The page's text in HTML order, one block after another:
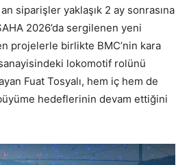
siparişler yaklaşık 2 ay sonrasına
2026’da sergilenen yeni
projelerle birlikte BMC’nin kara
lokomotif rolünü
Fuat Tosyalı, hem iç hem de
hedeflerinin devam ettiğini